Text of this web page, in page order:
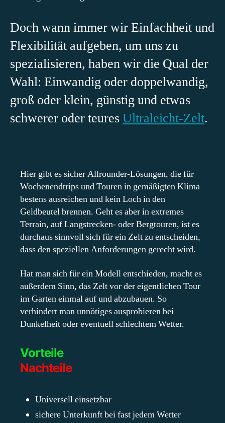
Doch wann immer wir Einfachheit und
Flexibilität aufgeben, um uns zu
spezialisieren, haben wir die Qual der
Wahl: Einwandig oder doppelwandig,
groß oder klein, günstig und etwas
schwerer oder teuresUltraleicht-Zelt.
Hier gibt es sicher Allrounder-Lösungen, die für
Wochenendtrips und Touren in gemäßigten Klima
bestens ausreichen und kein Loch in den
Geldbeutel brennen. Geht es aber in extremes
Terrain, auf Langstrecken- oder Bergtouren, ist es
durchaus sinnvoll sich für ein Zelt zu entscheiden,
dass den speziellen Anforderungen gerecht wird.
Hat man sich für ein Modell entschieden, macht es
außerdem Sinn, das Zelt vor der eigentlichen Tour
im Garten einmal auf und abzubauen. So
verhindert man unnötiges ausprobieren bei
Dunkelheit oder eventuell schlechtem Wetter.
Vorteile
Nachteile
Universell einsetzbar
sichere Unterkunft bei fast jedem Wetter